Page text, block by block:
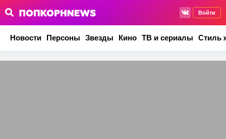
Войти
Новости Персоны Звезды Кино ТВ и сериалы Стиль